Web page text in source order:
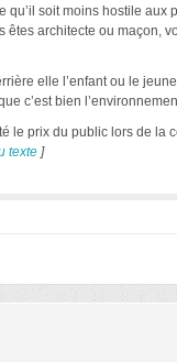
qu’il soit moins hostile
êtes architecte ou maçon,
elle l’enfant ou le
c’est bien
le prix du public lors de
texte ]